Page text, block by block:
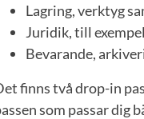
Lagring, verktyg
Juridik, till
Bevarande,
finns två drop-in
som passar dig